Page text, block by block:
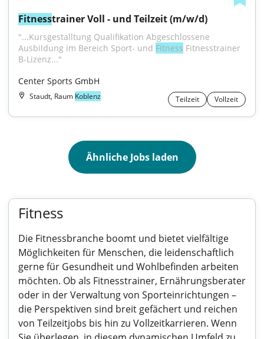
Fitnesstrainer Voll - und Teilzeit (m/w/d)
"...Kursgestalltung Qualifikation Abgeschlossene
Ausbildung im Bereich Sport- und Fitness Fitnesstrainer
B-Lizenz..."
Center Sports GmbH
Staudt, Raum Koblenz Teilzeit Vollzeit
Ähnliche Jobs laden
Fitness
Die Fitnessbranche boomt und bietet vielfältige
Möglichkeiten für Menschen, die leidenschaftlich
gerne für Gesundheit und Wohlbefinden arbeiten
möchten. Ob als Fitnesstrainer, Ernährungsberater
oder in der Verwaltung von Sporteinrichtungen –
die Perspektiven sind breit gefächert und reichen
von Teilzeitjobs bis hin zu Vollzeitkarrieren. Wenn